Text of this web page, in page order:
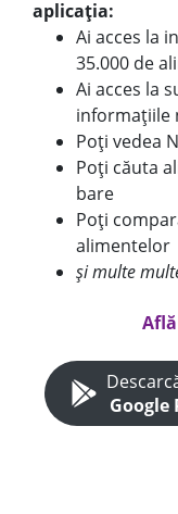
aplicația:
Ai acces la
35.000 de
Ai acces la
informațiile
Poți vedea
Poți căuta
bare
Poți
alimentelor
și multe
Google